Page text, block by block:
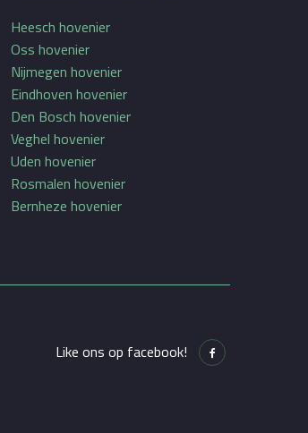
Heesch hovenier
Oss hovenier
Nijmegen hovenier
Eindhoven hovenier
Den Bosch hovenier
Veghel hovenier
Uden hovenier
Rosmalen hovenier
Bernheze hovenier
Like ons op facebook!